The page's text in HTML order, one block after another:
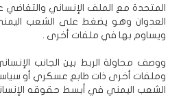
المتحدة مع الملف الإنساني والتغاضي
العدوان وهو يضغط على الشعب
ويساوم بها في ملفات أخرى .
ووصف محاولة الربط بين الجانب
وملفات أخرى ذات طابع عسكري أو
الشعب اليمني في أبسط حقوقه